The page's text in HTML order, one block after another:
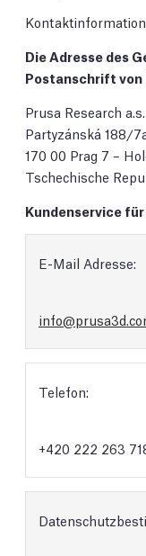
Die Adresse des
Postanschrift von
Prusa Research a.s.
Partyzánská 188/
170 00 Prag 7 –
Tschechische
Kundenservice
E-Mail Adresse:
Telefon:
+420 222 263